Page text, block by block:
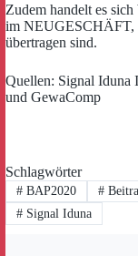
Zudem handelt es
im NEUGESCHÄFT,
übertragen sind.
Quellen: Signal Iduna
und GewaComp
Schlagwörter
#BAP2020 #
#Signal Iduna